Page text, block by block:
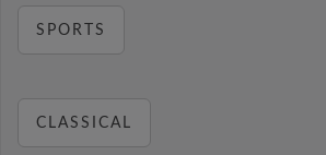
SPORTS
CLASSICAL